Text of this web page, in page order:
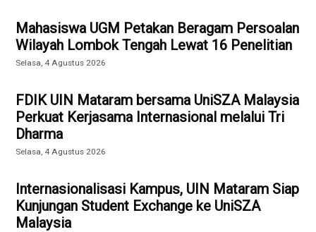
Mahasiswa UGM Petakan Beragam Persoalan
Wilayah Lombok Tengah Lewat 16 Penelitian
Selasa, 4 Agustus 2026
FDIK UIN Mataram bersama UniSZA Malaysia
Perkuat Kerjasama Internasional melalui Tri
Dharma
Selasa, 4 Agustus 2026
Internasionalisasi Kampus, UIN Mataram Siap
Kunjungan Student Exchange ke UniSZA
Malaysia